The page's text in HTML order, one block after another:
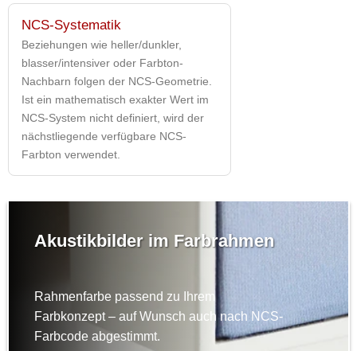
NCS-Systematik
Beziehungen wie heller/dunkler,
blasser/intensiver oder Farbton-
Nachbarn folgen der NCS-Geometrie.
Ist ein mathematisch exakter Wert im
NCS-System nicht definiert, wird der
nächstliegende verfügbare NCS-
Farbton verwendet.
Akustikbilder im Farbrahmen
Rahmenfarbe passend zu Ihrem
Farbkonzept – auf Wunsch auch nach NCS-
Farbcode abgestimmt.